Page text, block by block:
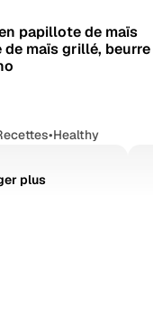
papillote de maïs
de maïs grillé, beurre
•Healthy
plus